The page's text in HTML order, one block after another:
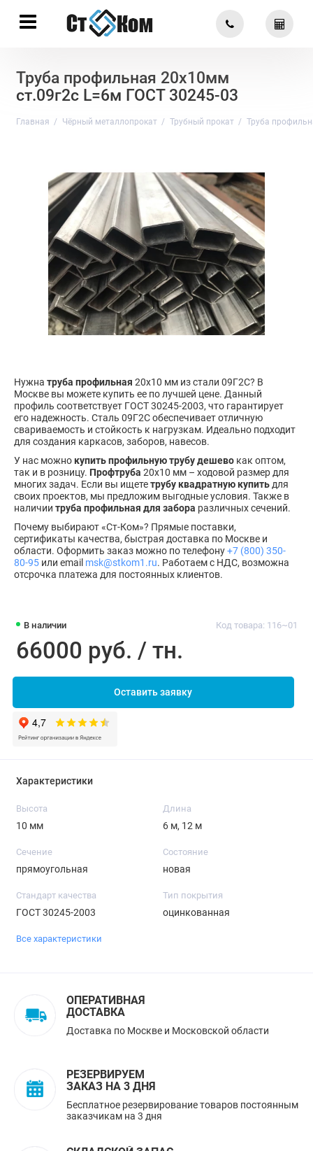
Труба профильная 20х10мм
ст.09г2с L=6м ГОСТ 30245-03
Главная Чёрный металлопрокат Трубный прокат Труба
В наличии Код товара: 116~01
66000 руб. / тн.
Оставить заявку
Нужна труба профильная 20х10 мм из стали 09Г2С? В
Москве вы можете купить ее по лучшей цене. Данный
профиль соответствует ГОСТ 30245-2003, что гарантирует
его надежность. Сталь 09Г2С обеспечивает отличную
свариваемость и стойкость к нагрузкам. Идеально подходит
для создания каркасов, заборов, навесов.
У нас можно купить профильную трубу дешево как оптом,
так и в розницу. Профтруба 20х10 мм – ходовой размер для
многих задач. Если вы ищететрубу квадратную купитьдля
своих проектов, мы предложим выгодные условия. Также в
наличии труба профильная для забора различных сечений.
Почему выбирают «Ст-Ком»? Прямые поставки,
сертификаты качества, быстрая доставка по Москве и
области. Оформить заказ можно по телефону+7 (800) 350-
80-95 или email msk@stkom1.ru. Работаем с НДС, возможна
отсрочка платежа для постоянных клиентов.
Характеристики
Высота
10 мм
Длина
6 м, 12 м
Сечение
прямоугольная
Состояние
новая
Стандарт качества
ГОСТ 30245-2003
Тип покрытия
оцинкованная
Все характеристики
ОПЕРАТИВНАЯ
ДОСТАВКА
Доставка по Москве и Московской области
РЕЗЕРВИРУЕМ
ЗАКАЗ НА 3 ДНЯ
Бесплатное резервирование товаров постоянным
заказчикам на 3 дня